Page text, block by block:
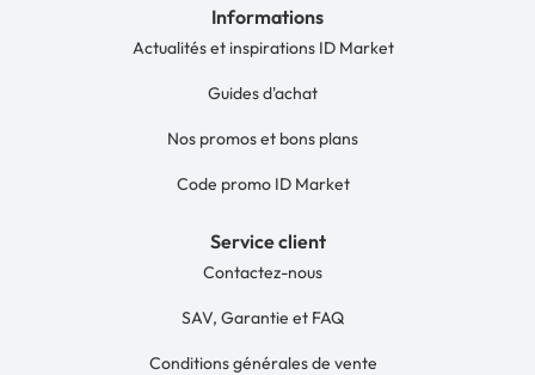
Informations
Actualités et inspirations ID Market
Guides d'achat
Nos promos et bons plans
Code promo ID Market
Service client
Contactez-nous
SAV, Garantie et FAQ
Conditions générales de vente